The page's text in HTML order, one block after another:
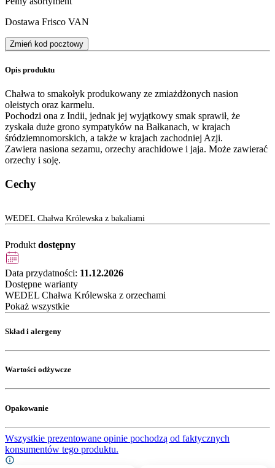
Dostawa Frisco VAN
Zmień kod pocztowy
Opis produktu
Chałwa to smakołyk produkowany ze zmiażdżonych nasion
oleistych oraz karmelu.
Pochodzi ona z Indii, jednak jej wyjątkowy smak sprawił, że
zyskała duże grono sympatyków na Bałkanach, w krajach
śródziemnomorskich, a także w krajach zachodniej Azji.
Zawiera nasiona sezamu, orzechy arachidowe i jaja. Może zawierać
orzechy i soję.
Cechy
WEDEL Chałwa Królewska z bakaliami
Produkt dostępny
Data przydatności: 11.12.2026
Dostępne warianty
WEDEL Chałwa Królewska z orzechami
Pokaż wszystkie
Skład i alergeny
Wartości odżywcze
Opakowanie
Wszystkie prezentowane opinie pochodzą od faktycznych
konsumentów tego produktu.